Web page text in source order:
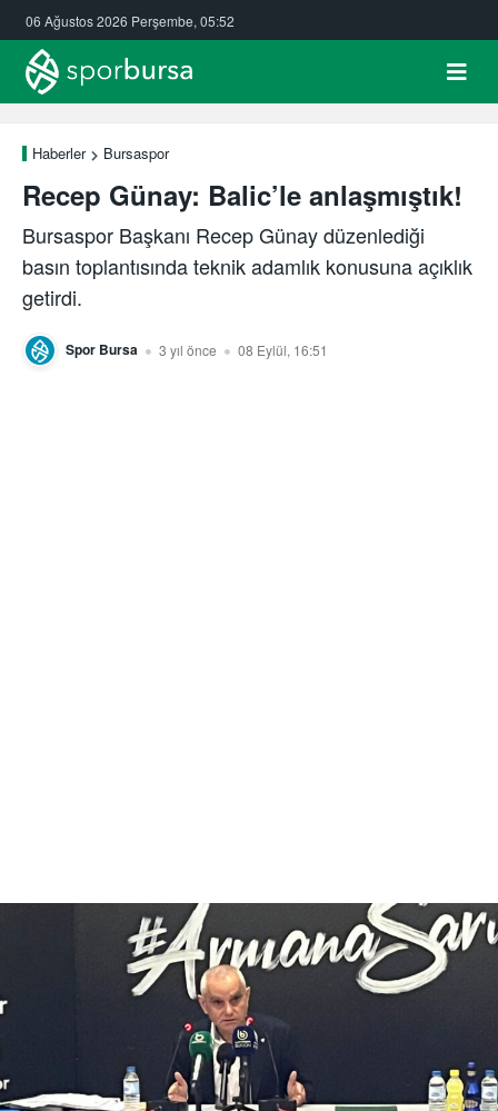
06 Ağustos 2026 Perşembe, 05:52
Haberler Bursaspor
Recep Günay: Balic’le anlaşmıştık!
Bursaspor Başkanı Recep Günay düzenlediği
basın toplantısında teknik adamlık konusuna açıklık
getirdi.
Spor Bursa 3 yıl önce 08 Eylül, 16:51